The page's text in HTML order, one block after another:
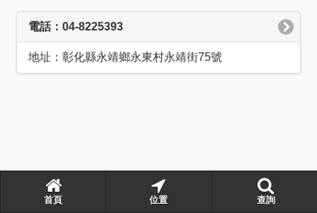
電話：04-8225393
地址：彰化縣永靖鄉永東村永靖街75號
首頁 位置 查詢